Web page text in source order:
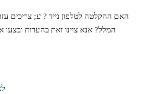
האם ההקלטה לטלפון נייד ? ע; צריכים
המלל? אנא ציינו זאת בהערות ובצעו